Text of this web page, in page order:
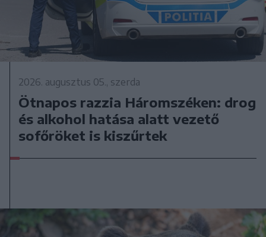
2026. augusztus 05., szerda
Ötnapos razzia Háromszéken: drog
és alkohol hatása alatt vezető
sofőröket is kiszűrtek